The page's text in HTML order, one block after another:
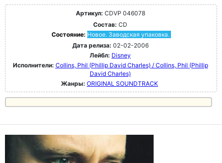
Артикул: CDVP 046078
Состав: CD
Состояние: Новое. Заводская упаковка.
Дата релиза: 02-02-2006
Лейбл: Disney
Исполнители: Collins, Phil (Phillip David Charles) / Collins, Phil (Phillip
David Charles)
Жанры: ORIGINAL SOUNDTRACK